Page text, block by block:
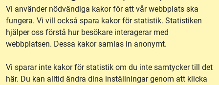
Vi använder nödvändiga kakor för att vår webbplats ska
fungera. Vi vill också spara kakor för statistik. Statistiken
hjälper oss förstå hur besökare interagerar med
webbplatsen. Dessa kakor samlas in anonymt.
Vi sparar inte kakor för statistik om du inte samtycker till det
här. Du kan alltid ändra dina inställningar genom att klicka
Om webbplatsen
Tillgänglighet